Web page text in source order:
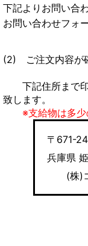
下記よりお問い合
お問い合わせフォ
(2) ご注文内容が
下記住所まで印
致します。
※支給物は多少
〒671-
兵庫県
(株)コ